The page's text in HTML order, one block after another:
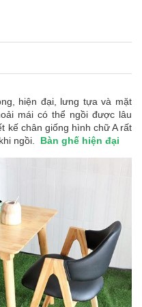
hiện đại, lưng tựa và mặt
mái có thể ngồi được lâu
kế chân giống hình chữ A rất
ngồi.
Bàn ghế hiện đại